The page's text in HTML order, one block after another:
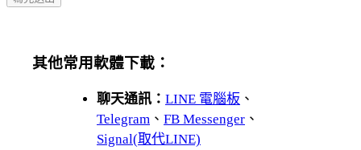
其他常用軟體下載：
聊天通訊： LINE 電腦板 、
Telegram 、 FB Messenger 、
Signal(取代LINE)